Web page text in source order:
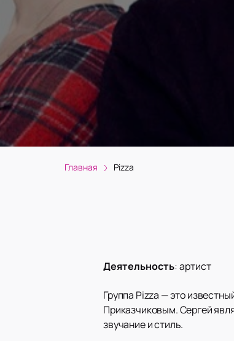
Главная Pizza
Деятельность:артист
Группа Pizza — это
Приказчиковым. Сергей
звучание и стиль.